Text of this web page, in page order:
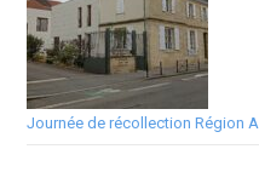
Journée de récollection Région